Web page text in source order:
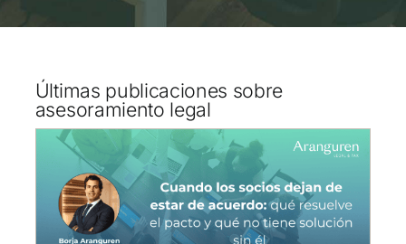
Últimas publicaciones sobre
asesoramiento legal